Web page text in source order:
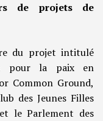
de projets de
du projet intitulé
pour la paix en
Common Ground,
des Jeunes Filles
le Parlement des